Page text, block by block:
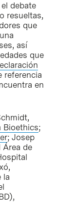
debate
resueltas,
que
así
que
referencia
en
Bioethics;
; Josep
Área de
la